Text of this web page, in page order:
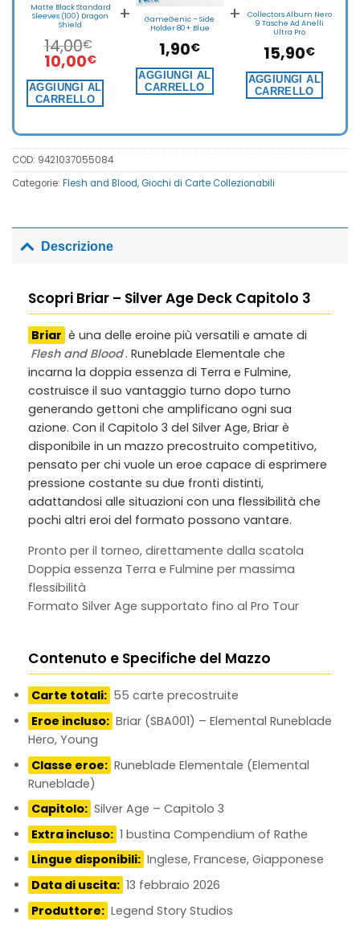
Matte Black Standard
Sleeves (100) Dragon
Shield
14,00€
Il
prezzo
originale
era:
10,00€Il
prezzo
attuale
è:
AGGIUNGI AL
CARRELLO
+
GameGenic – Side
Holder 80+ Blue
1,90€
AGGIUNGI AL
CARRELLO
+
Collectors Album Nero
9 Tasche Ad Anelli
Ultra Pro
15,90€
AGGIUNGI AL
CARRELLO
COD: 9421037055084
Categorie: Flesh and Blood, Giochi di Carte Collezionabili
Descrizione
Scopri Briar – Silver Age Deck Capitolo 3
Briar è una delle eroine più versatili e amate di
Flesh and Blood. Runeblade Elementale che
incarna la doppia essenza di Terra e Fulmine,
costruisce il suo vantaggio turno dopo turno
generando gettoni che amplificano ogni sua
azione. Con il Capitolo 3 del Silver Age, Briar è
disponibile in un mazzo precostruito competitivo,
pensato per chi vuole un eroe capace di esprimere
pressione costante su due fronti distinti,
adattandosi alle situazioni con una flessibilità che
pochi altri eroi del formato possono vantare.
Pronto per il torneo, direttamente dalla scatola
Doppia essenza Terra e Fulmine per massima
flessibilità
Formato Silver Age supportato fino al Pro Tour
Contenuto e Specifiche del Mazzo
Carte totali: 55 carte precostruite
Eroe incluso: Briar (SBA001) – Elemental Runeblade
Hero, Young
Classe eroe: Runeblade Elementale (Elemental
Runeblade)
Capitolo: Silver Age – Capitolo 3
Extra incluso: 1 bustina Compendium of Rathe
Lingue disponibili: Inglese, Francese, Giapponese
Data di uscita: 13 febbraio 2026
Produttore: Legend Story Studios